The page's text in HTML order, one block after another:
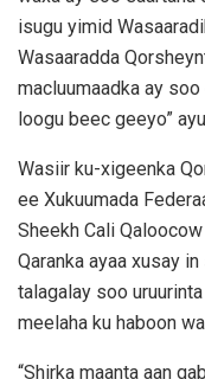
isugu yimid
Wasaaradda
macluumaadka ay
loogu beec geeyo”
Wasiir ku-xigeenka
ee Xukuumada
Sheekh Cali
Qaranka ayaa xusay
talagalay soo
meelaha ku haboon
“Shirka maanta aan